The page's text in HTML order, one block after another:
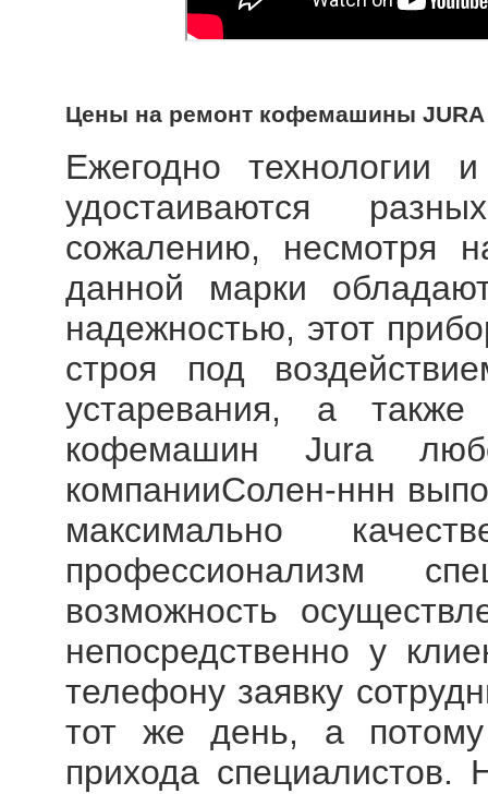
Цены на ремонт кофемашины JURA
Ежегодно технологии
удостаиваются
сожалению, несмотря
данной марки
надежностью, этот
строя под
устаревания, а
кофемашин Jura
компанииСолен-ннн
максимально
профессионализм
возможность
непосредственно у
телефону заявку
тот же день, а
прихода специалистов.